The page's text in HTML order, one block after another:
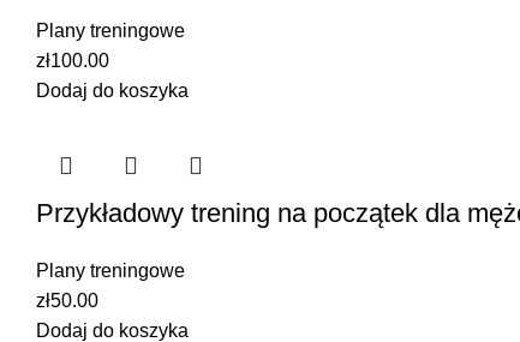
Plany treningowe
zł100.00
Dodaj do koszyka
Przykładowy trening na początek dla
Plany treningowe
zł50.00
Dodaj do koszyka